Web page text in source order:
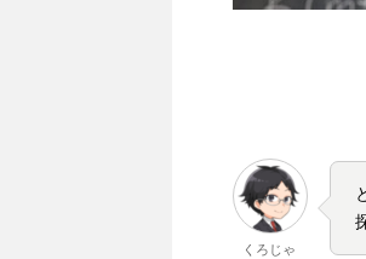
くろじゃ